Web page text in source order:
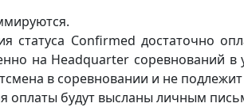
статуса Confirmed достаточно
на Headquarter соревнований в
в соревновании и не подлежит
оплаты будут высланы личным